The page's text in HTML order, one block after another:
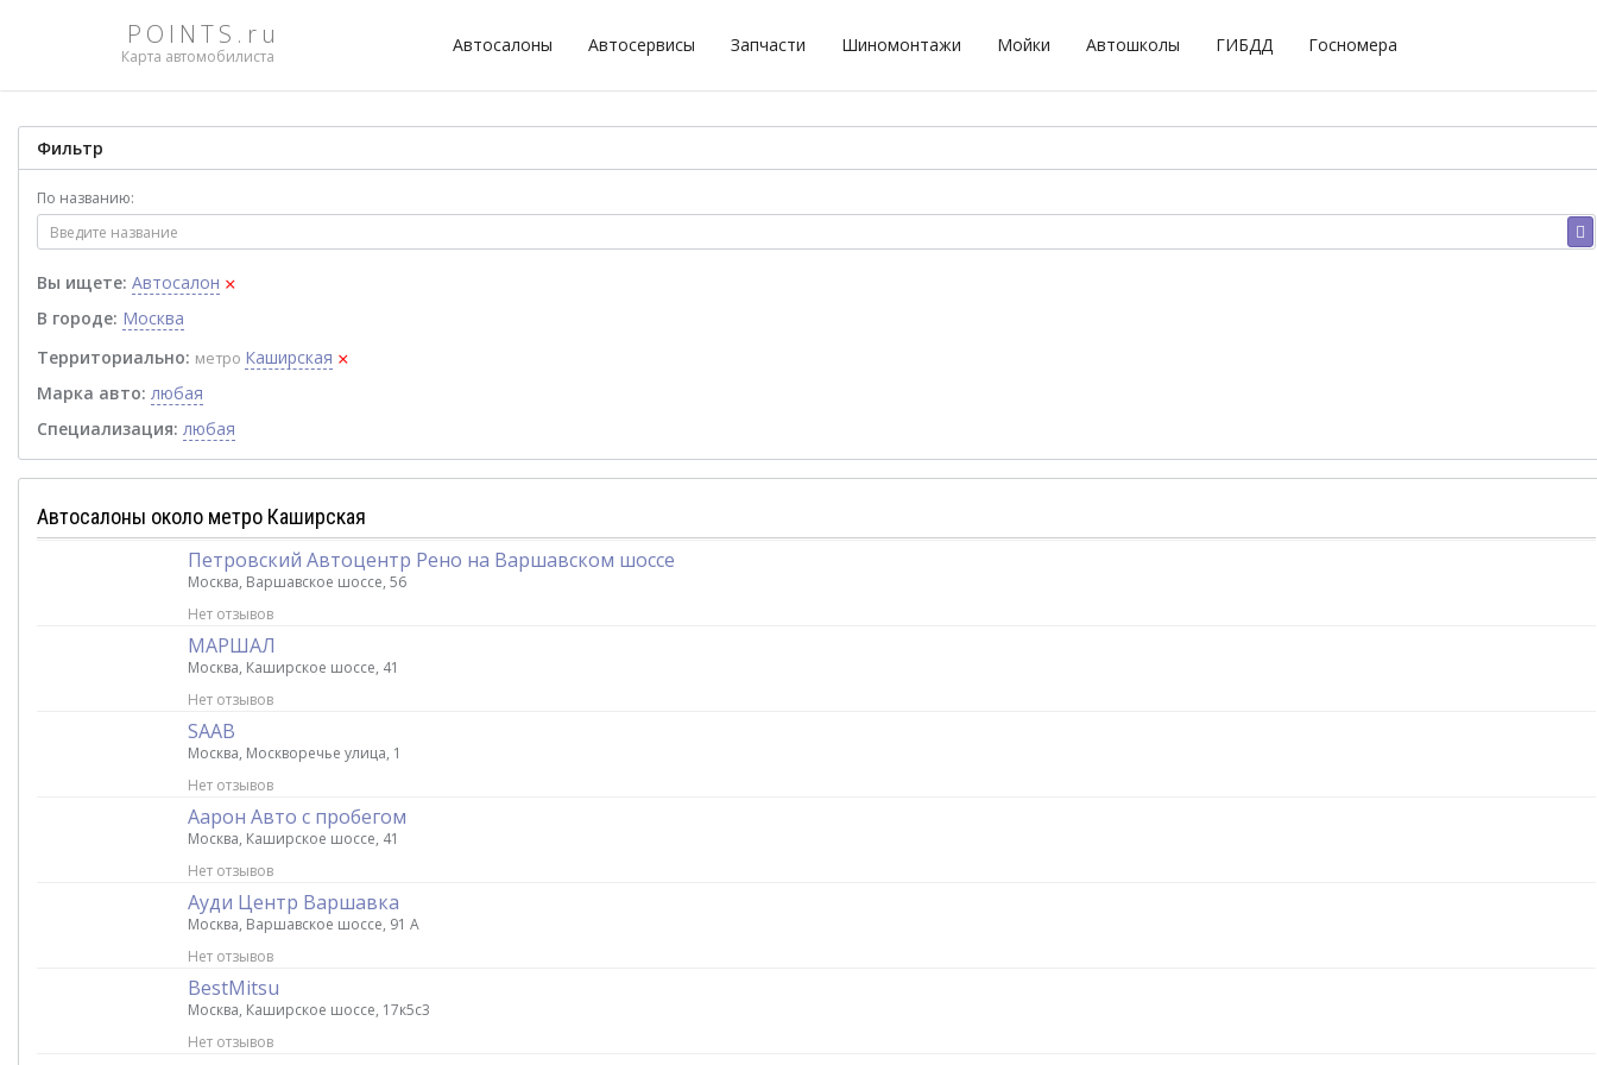
POINTS.ru
Карта автомобилиста
Автосалоны Автосервисы Запчасти Шиномонтажи Мойки Автошколы ГИБДД Госномера
Фильтр
По названию:
Вы ищете: Автосалон ×
В городе: Москва
Территориально: метро Каширская ×
Марка авто: любая
Специализация: любая
Автосалоны около метро Каширская
Петровский Автоцентр Рено на Варшавском шоссе
Москва, Варшавское шоссе, 56
Нет отзывов
МАРШАЛ
Москва, Каширское шоссе, 41
Нет отзывов
SAAB
Москва, Москворечье улица, 1
Нет отзывов
Аарон Авто с пробегом
Москва, Каширское шоссе, 41
Нет отзывов
Ауди Центр Варшавка
Москва, Варшавское шоссе, 91 А
Нет отзывов
BestMitsu
Москва, Каширское шоссе, 17к5с3
Нет отзывов